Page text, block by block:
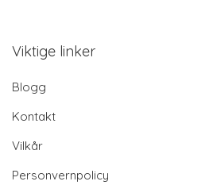
Viktige linker
Blogg
Kontakt
Vilkår
Personvernpolicy